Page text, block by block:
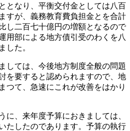
となり、平衡交付金としては八百
すが、義務教育費負担金とを合計
し二百七十億円の増額となるので
用部による地方債引受のわくを八
した。
しては、今後地方制度全般の問題
を要すると認められますので、地
つて、急速にこれが改善をはかり
、来年度予算におきましては、
たしたのであります。予算の執行